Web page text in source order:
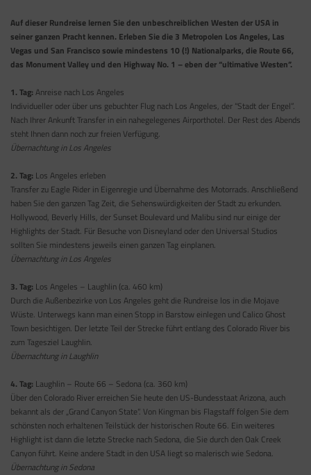
Auf dieser Rundreise lernen Sie den unbeschreiblichen Westen der USA in
seiner ganzen Pracht kennen. Erleben Sie die 3 Metropolen Los Angeles, Las
Vegas und San Francisco sowie mindestens 10 (!) Nationalparks, die Route 66,
das Monument Valley und den Highway No. 1 – eben der “ultimative Westen”.
1. Tag: Anreise nach Los Angeles
Individueller oder über uns gebuchter Flug nach Los Angeles, der “Stadt der Engel”.
Nach Ihrer Ankunft Transfer in ein nahegelegenes Airporthotel. Der Rest des Abends
steht Ihnen dann noch zur freien Verfügung.
Übernachtung in Los Angeles
2. Tag: Los Angeles erleben
Transfer zu Eagle Rider in Eigenregie und Übernahme des Motorrads. Anschließend
haben Sie den ganzen Tag Zeit, die Sehenswürdigkeiten der Stadt zu erkunden.
Hollywood, Beverly Hills, der Sunset Boulevard und Malibu sind nur einige der
Highlights der Stadt. Für Besuche von Disneyland oder den Universal Studios
sollten Sie mindestens jeweils einen ganzen Tag einplanen.
Übernachtung in Los Angeles
3. Tag: Los Angeles – Laughlin (ca. 460 km)
Durch die Außenbezirke von Los Angeles geht die Rundreise los in die Mojave
Wüste. Unterwegs kann man einen Stopp in Barstow einlegen und Calico Ghost
Town besichtigen. Der letzte Teil der Strecke führt entlang des Colorado River bis
zum Tagesziel Laughlin.
Übernachtung in Laughlin
4. Tag: Laughlin – Route 66 – Sedona (ca. 360 km)
Über den Colorado River erreichen Sie heute den US-Bundesstaat Arizona, auch
bekannt als der „Grand Canyon State“. Von Kingman bis Flagstaff folgen Sie dem
schönsten noch erhaltenen Teilstück der historischen Route 66. Ein weiteres
Highlight ist dann die letzte Strecke nach Sedona, die Sie durch den Oak Creek
Canyon führt. Keine andere Stadt in den USA liegt so malerisch wie Sedona.
Übernachtung in Sedona